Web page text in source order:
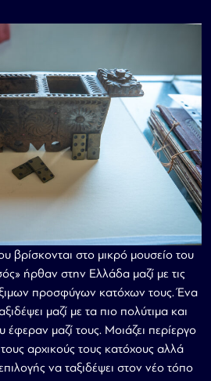
βρίσκονται στο μικρό μουσείο του
ήρθαν στην Ελλάδα μαζί με τις
προσφύγων κατόχων τους. Ένα
μαζί με τα πιο πολύτιμα και
έφεραν μαζί τους. Μοιάζει περίεργο
αρχικούς τους κατόχους αλλά
να ταξιδέψει στον νέο τόπο